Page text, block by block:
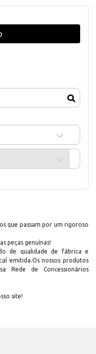
que passam por um rigoroso
peças genuínas!
de qualidade de fábrica e
emitida.Os nossos produtos
Rede de Concessionários
site!